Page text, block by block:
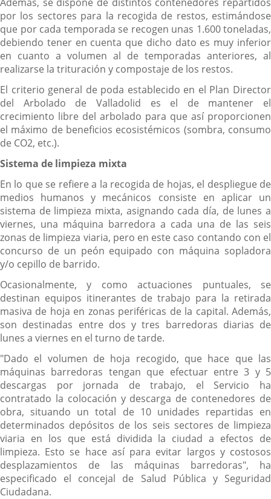
por los sectores para la recogida de restos, estimándose
que por cada temporada se recogen unas 1.600 toneladas,
debiendo tener en cuenta que dicho dato es muy inferior
en cuanto a volumen al de temporadas anteriores, al
realizarse la trituración y compostaje de los restos.
El criterio general de poda establecido en el Plan Director
del Arbolado de Valladolid es el de mantener el
crecimiento libre del arbolado para que así proporcionen
el máximo de beneficios ecosistémicos (sombra, consumo
de CO2, etc.).
Sistema de limpieza mixta
En lo que se refiere a la recogida de hojas, el despliegue de
medios humanos y mecánicos consiste en aplicar un
sistema de limpieza mixta, asignando cada día, de lunes a
viernes, una máquina barredora a cada una de las seis
zonas de limpieza viaria, pero en este caso contando con el
concurso de un peón equipado con máquina sopladora
y/o cepillo de barrido.
Ocasionalmente, y como actuaciones puntuales, se
destinan equipos itinerantes de trabajo para la retirada
masiva de hoja en zonas periféricas de la capital. Además,
son destinadas entre dos y tres barredoras diarias de
lunes a viernes en el turno de tarde.
"Dado el volumen de hoja recogido, que hace que las
máquinas barredoras tengan que efectuar entre 3 y 5
descargas por jornada de trabajo, el Servicio ha
contratado la colocación y descarga de contenedores de
obra, situando un total de 10 unidades repartidas en
determinados depósitos de los seis sectores de limpieza
viaria en los que está dividida la ciudad a efectos de
limpieza. Esto se hace así para evitar largos y costosos
desplazamientos de las máquinas barredoras", ha
especificado el concejal de Salud Pública y Seguridad
Ciudadana.